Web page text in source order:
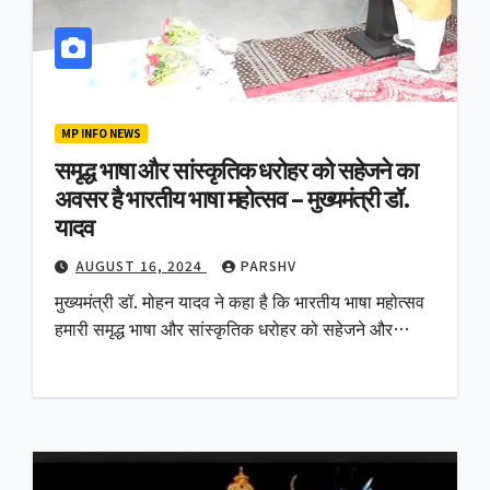
MP INFO NEWS
समृद्ध भाषा और सांस्कृतिक धरोहर को सहेजने का
अवसर है भारतीय भाषा महोत्सव – मुख्यमंत्री डॉ.
यादव
AUGUST 16, 2024 PARSHV
मुख्यमंत्री डॉ. मोहन यादव ने कहा है कि भारतीय भाषा महोत्सव
हमारी समृद्ध भाषा और सांस्कृतिक धरोहर को सहेजने और…